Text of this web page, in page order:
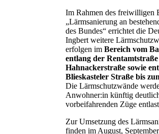
Im Rahmen des freiwilligen
„Lärmsanierung an
des Bundes“ errichtet die
Ingbert weitere
erfolgen imBereich vom
entlang der
Hahnackerstraße sowie
Blieskasteler Straße bis
Die Lärmschutzwände
Anwohner:in künftig
vorbeifahrenden Züge
Zur Umsetzung des
finden im August,